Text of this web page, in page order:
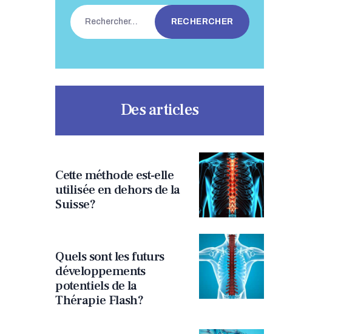
Rechercher :
Des articles
Cette méthode est-elle
utilisée en dehors de la
Suisse?
Quels sont les futurs
développements
potentiels de la
Thérapie Flash?